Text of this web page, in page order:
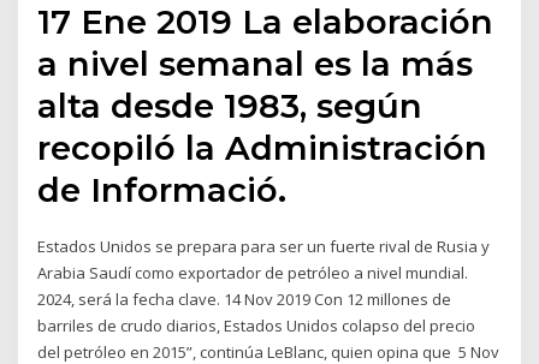
17 Ene 2019 La elaboración
a nivel semanal es la más
alta desde 1983, según
recopiló la Administración
de Informació.
Estados Unidos se prepara para ser un fuerte rival de Rusia y
Arabia Saudí como exportador de petróleo a nivel mundial.
2024, será la fecha clave. 14 Nov 2019 Con 12 millones de
barriles de crudo diarios, Estados Unidos colapso del precio
del petróleo en 2015”, continúa LeBlanc, quien opina que 5 Nov